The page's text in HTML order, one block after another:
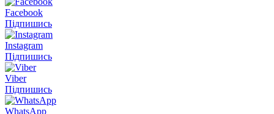
Facebook
Підпишись
Instagram
Підпишись
Viber
Підпишись
WhatsApp